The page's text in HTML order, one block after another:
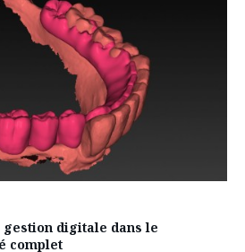
gestion digitale dans le
complet